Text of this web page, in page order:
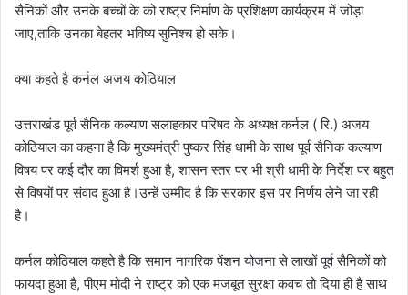
सैनिकों और उनके बच्चों के को राष्ट्र निर्माण के प्रशिक्षण कार्यक्रम में जोड़ा
जाए,ताकि उनका बेहतर भविष्य सुनिश्च हो सके।
क्या कहते है कर्नल अजय कोठियाल
उत्तराखंड पूर्व सैनिक कल्याण सलाहकार परिषद के अध्यक्ष कर्नल ( रि.) अजय
कोठियाल का कहना है कि मुख्यमंत्री पुष्कर सिंह धामी के साथ पूर्व सैनिक कल्याण
विषय पर कई दौर का विमर्श हुआ है, शासन स्तर पर भी श्री धामी के निर्देश पर बहुत
से विषयों पर संवाद हुआ है।उन्हें उम्मीद है कि सरकार इस पर निर्णय लेने जा रही
है।
कर्नल कोठियाल कहते है कि समान नागरिक पेंशन योजना से लाखों पूर्व सैनिकों को
फायदा हुआ है, पीएम मोदी ने राष्ट्र को एक मजबूत सुरक्षा कवच तो दिया ही है साथ